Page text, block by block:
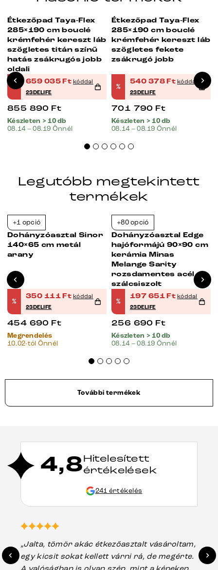
-23%
Étkezőpad Taya-Flex
285×190 cm bouclé
krémfehér kereszt láb
szögletes titán színű
hatás zsákrugós jobb
oldali
%
659 035Ft kóddal
23DELIFE
855 890 Ft
Készleten > 10 db
08.14 – 08.19 Önnél
-23%
Étkezőpad Taya-Flex
285×190 cm bouclé
krémfehér kereszt láb
szögletes fekete
zsákrugó jobb
%
540 378Ft kóddal
23DELIFE
701 790 Ft
Készleten > 10 db
08.14 – 08.19 Önnél
Legutóbb megtekintett
termékek
+1 opció
Dohányzóasztal Sinor
140×65 cm metál
arany
%
350 111Ft kóddal
23DELIFE
454 690 Ft
Megrendelés
10.02-tól Önnél
+80 opció
Dohányzóasztal Edge
hajóformájú 90×90 cm
kerámia Minas
Melange Sarity
rozsdamentes acél
szálcsiszolt
%
197 651Ft kóddal
23DELIFE
256 690 Ft
Készleten > 10 db
08.14 – 08.19 Önnél
További termékek
4,8Hitelesített
értékelések
241 értékelés
„Jalta, tömör akác étkezőasztalt vásároltam,
egy kicsit sokat kellett várni rá, de megérte.